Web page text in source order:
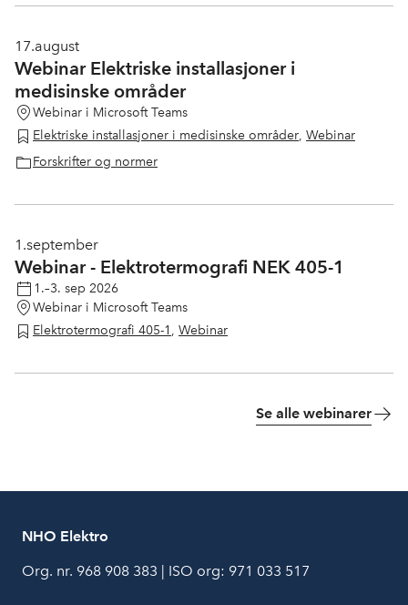
17.august
Webinar Elektriske installasjoner i
medisinske områder
Webinar i Microsoft Teams
Elektriske installasjoner i medisinske områder, Webinar
Forskrifter og normer
1.september
Webinar - Elektrotermografi NEK 405-1
1.–3. sep 2026
Webinar i Microsoft Teams
Elektrotermografi 405-1 , Webinar
Se alle webinarer
NHO Elektro
Org. nr. 968 908 383 | ISO org: 971 033 517